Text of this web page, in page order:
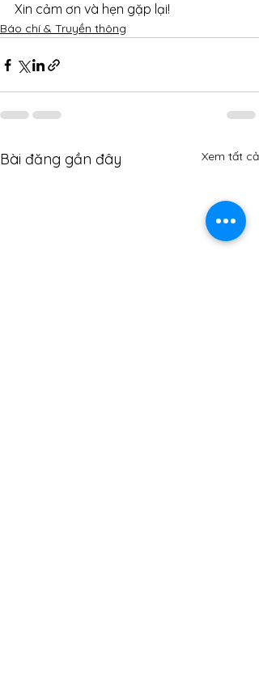
Xin cảm ơn và hẹn gặp lại!
Báo chí & Truyền thông
Bài đăng gần đây Xem tất cả